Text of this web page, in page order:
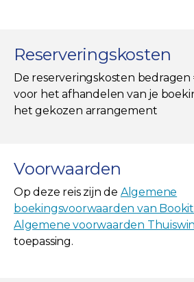
Reserveringskosten
De reserveringskosten bedragen
voor het afhandelen van je
het gekozen arrangement
Voorwaarden
Op deze reis zijn de Algemene
boekingsvoorwaarden van Bookit
Algemene voorwaarden
toepassing.